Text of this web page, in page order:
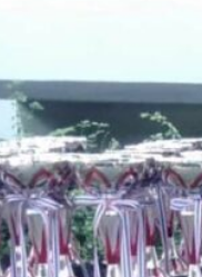
ารจัดการ